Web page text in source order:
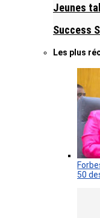
Jeunes
Success
Les plus
50